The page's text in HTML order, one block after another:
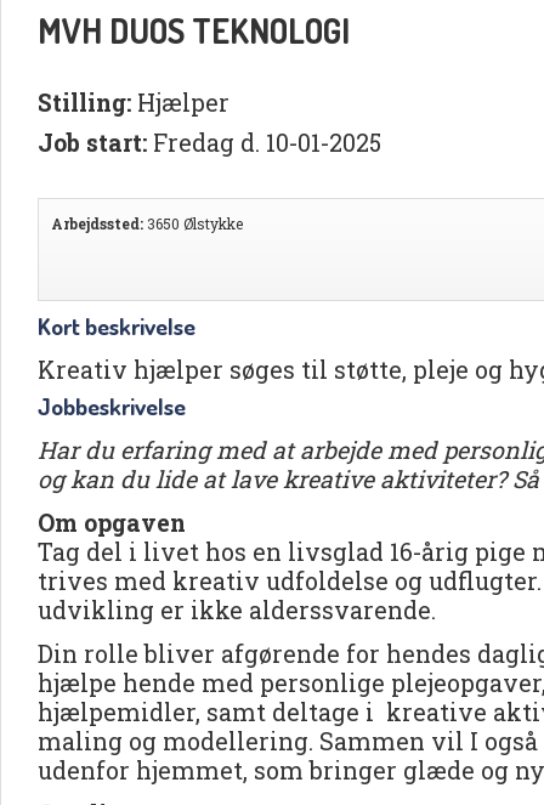
MVH DUOS TEKNOLOGI
Stilling: Hjælper
Job start: Fredag d. 10-01-2025
Arbejdssted: 3650 Ølstykke
Kort beskrivelse
Kreativ hjælper søges til støtte, pleje og
Jobbeskrivelse
Har du erfaring med at arbejde med
og kan du lide at lave kreative aktiviteter?
Om opgaven
Tag del i livet hos en livsglad 16-årig pige
trives med kreativ udfoldelse og
udvikling er ikke alderssvarende.
Din rolle bliver afgørende for hendes
hjælpe hende med personlige
hjælpemidler, samt deltage i kreative
maling og modellering. Sammen vil I
udenfor hjemmet, som bringer glæde og